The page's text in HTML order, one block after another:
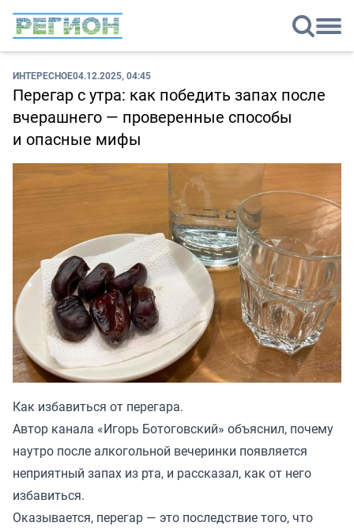
ИНТЕРЕСНОЕ04.12.2025, 04:45
Перегар с утра: как победить запах после
вчерашнего — проверенные способы
и опасные мифы
Как избавиться от перегара.
Автор канала «Игорь Ботоговский» объяснил, почему
наутро после алкогольной вечеринки появляется
неприятный запах из рта, и рассказал, как от него
избавиться.
Оказывается, перегар — это последствие того, что